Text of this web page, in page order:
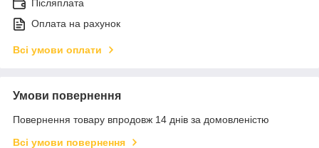
Післяплата
Оплата на рахунок
Всі умови оплати
Умови повернення
Повернення товару впродовж 14 днів за домовленістю
Всі умови повернення